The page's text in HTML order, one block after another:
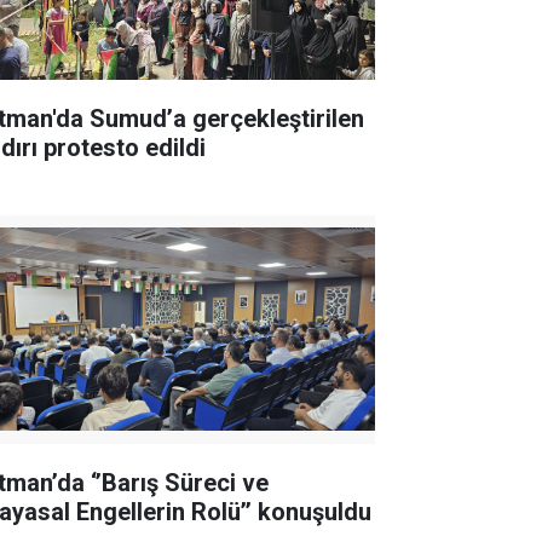
Sumud’a gerçekleştirilen
protesto edildi
‘’Barış Süreci ve
Engellerin Rolü’’ konuşuldu